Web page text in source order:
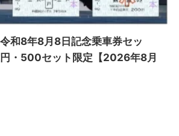
令和8年8月8日記念乗車券セッ
・500セット限定【2026年8月